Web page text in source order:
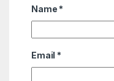
Name *
Email *